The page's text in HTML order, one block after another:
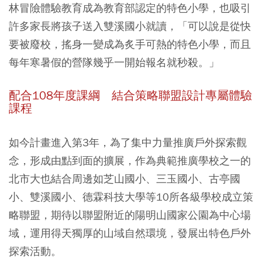
林冒險體驗教育成為教育部認定的特色小學，也吸引
許多家長將孩子送入雙溪國小就讀，「可以說是從快
要被廢校，搖身一變成為炙手可熱的特色小學，而且
每年寒暑假的營隊幾乎一開始報名就秒殺。」
配合108年度課綱 結合策略聯盟設計專屬體驗
課程
如今計畫進入第3年，為了集中力量推廣戶外探索觀
念，形成由點到面的擴展，作為典範推廣學校之一的
北市大也結合周邊如芝山國小、三玉國小、古亭國
小、雙溪國小、德霖科技大學等10所各級學校成立策
略聯盟，期待以聯盟附近的陽明山國家公園為中心場
域，運用得天獨厚的山域自然環境，發展出特色戶外
探索活動。